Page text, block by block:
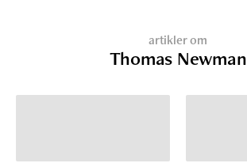
artikler om
Thomas Newman